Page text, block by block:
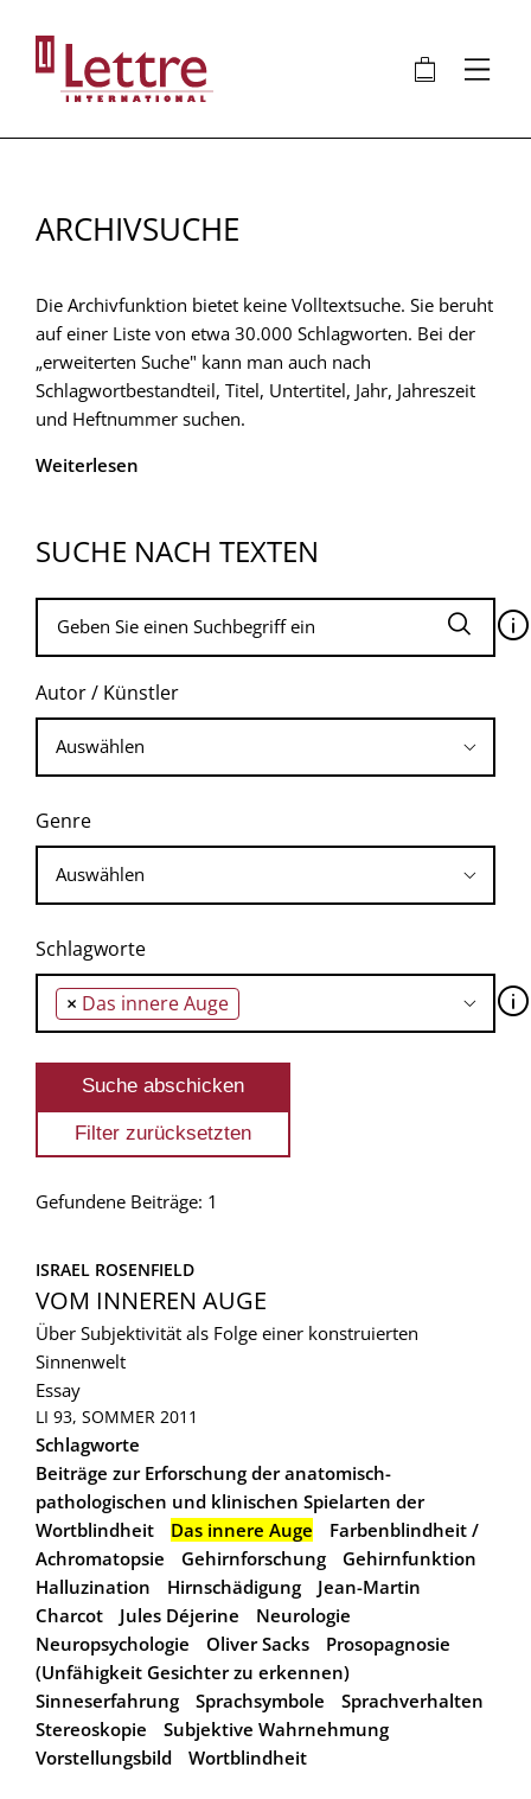
Inhalt
🛍 ⋮
ARCHIVSUCHE
Die Archivfunktion bietet keine Volltextsuche. Sie beruht
auf einer Liste von etwa 30.000 Schlagworten. Bei der
„erweiterten Suche" kann man auch nach
Schlagwortbestandteil, Titel, Untertitel, Jahr, Jahreszeit
und Heftnummer suchen.
Weiterlesen
SUCHE NACH TEXTEN
🛈
Autor / Künstler
Genre
Schlagworte
× Das innere Auge 🛈
Gefundene Beiträge: 1
ISRAEL ROSENFIELD
VOM INNEREN AUGE
Über Subjektivität als Folge einer konstruierten
Sinnenwelt
Essay
LI 93, SOMMER 2011
Schlagworte
Beiträge zur Erforschung der anatomisch-
pathologischen und klinischen Spielarten der
Wortblindheit
Das innere Auge
Farbenblindheit /
Achromatopsie
Gehirnforschung
Gehirnfunktion
Halluzination
Hirnschädigung
Jean-Martin
Charcot
Jules Déjerine
Neurologie
Neuropsychologie
Oliver Sacks
Prosopagnosie
(Unfähigkeit Gesichter zu erkennen)
Sinneserfahrung
Sprachsymbole
Sprachverhalten
Stereoskopie
Subjektive Wahrnehmung
Vorstellungsbild
Wortblindheit